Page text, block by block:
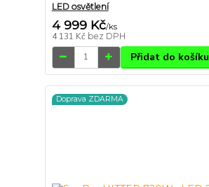
LED osvětlení
4 999 Kč/ks
4 131 Kč bez DPH
Přidat do košíku
Doprava ZDARMA